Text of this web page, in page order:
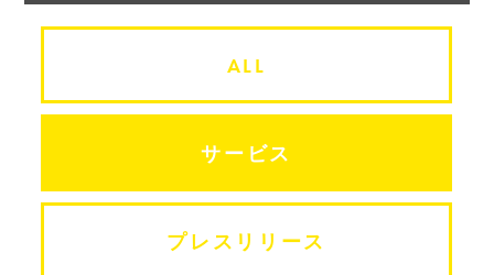
ALL
サービス
プレスリリース